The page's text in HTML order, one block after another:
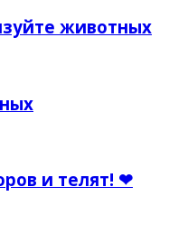
животных
и телят! ❤